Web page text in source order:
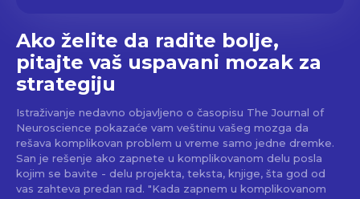
Ako želite da radite bolje,
pitajte vaš uspavani mozak za
strategiju
Istraživanje nedavno objavljeno o časopisu The Journal of
Neuroscience pokazaće vam veštinu vašeg mozga da
rešava komplikovan problem u vreme samo jedne dremke.
San je rešenje ako zapnete u komplikovanom delu posla
kojim se bavite - delu projekta, teksta, knjige, šta god od
vas zahteva predan rad. "Kada zapnem u komplikovanom